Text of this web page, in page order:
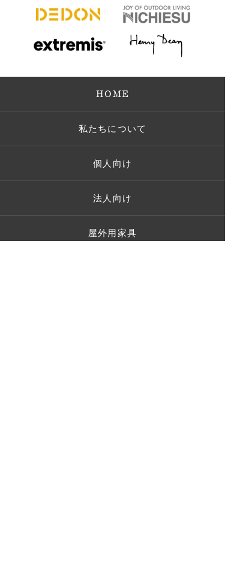
HOME
私たちについて
個人向け
法人向け
屋外用家具